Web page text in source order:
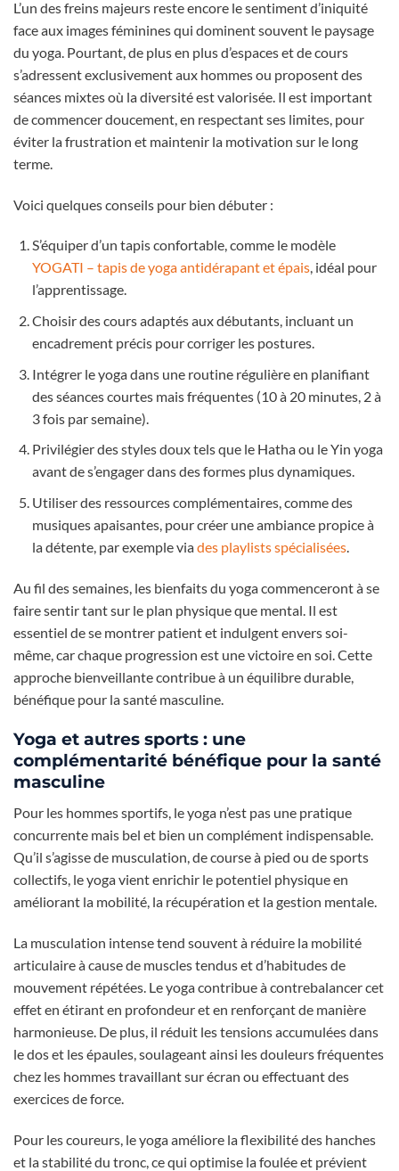
L’un des freins majeurs reste encore le sentiment d’iniquité
face aux images féminines qui dominent souvent le paysage
du yoga. Pourtant, de plus en plus d’espaces et de cours
s’adressent exclusivement aux hommes ou proposent des
séances mixtes où la diversité est valorisée. Il est important
de commencer doucement, en respectant ses limites, pour
éviter la frustration et maintenir la motivation sur le long
terme.
Voici quelques conseils pour bien débuter :
S’équiper d’un tapis confortable, comme le modèle
YOGATI – tapis de yoga antidérapant et épais, idéal pour
l’apprentissage.
Choisir des cours adaptés aux débutants, incluant un
encadrement précis pour corriger les postures.
Intégrer le yoga dans une routine régulière en planifiant
des séances courtes mais fréquentes (10 à 20 minutes, 2 à
3 fois par semaine).
Privilégier des styles doux tels que le Hatha ou le Yin yoga
avant de s’engager dans des formes plus dynamiques.
Utiliser des ressources complémentaires, comme des
musiques apaisantes, pour créer une ambiance propice à
la détente, par exemple viades playlists spécialisées.
Au fil des semaines, les bienfaits du yoga commenceront à se
faire sentir tant sur le plan physique que mental. Il est
essentiel de se montrer patient et indulgent envers soi-
même, car chaque progression est une victoire en soi. Cette
approche bienveillante contribue à un équilibre durable,
bénéfique pour la santé masculine.
Yoga et autres sports : une
complémentarité bénéfique pour la santé
masculine
Pour les hommes sportifs, le yoga n’est pas une pratique
concurrente mais bel et bien un complément indispensable.
Qu’il s’agisse de musculation, de course à pied ou de sports
collectifs, le yoga vient enrichir le potentiel physique en
améliorant la mobilité, la récupération et la gestion mentale.
La musculation intense tend souvent à réduire la mobilité
articulaire à cause de muscles tendus et d’habitudes de
mouvement répétées. Le yoga contribue à contrebalancer cet
effet en étirant en profondeur et en renforçant de manière
harmonieuse. De plus, il réduit les tensions accumulées dans
le dos et les épaules, soulageant ainsi les douleurs fréquentes
chez les hommes travaillant sur écran ou effectuant des
exercices de force.
Pour les coureurs, le yoga améliore la flexibilité des hanches
et la stabilité du tronc, ce qui optimise la foulée et prévient